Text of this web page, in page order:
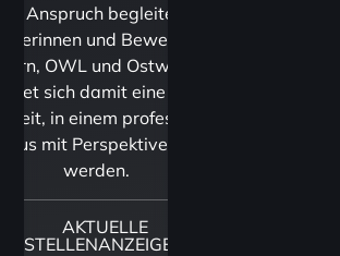
Anspruch begleiten. Für
und Bewerber aus
OWL und Ostwestfalen-
sich damit eine attraktive
in einem professionellen
mit Perspektive tätig zu
werden.
AKTUELLE
STELLENANZEIGEN